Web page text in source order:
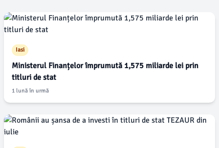
Iasi
Ministerul Finanțelor împrumută 1,575 miliarde lei prin
titluri de stat
1 lună în urmă